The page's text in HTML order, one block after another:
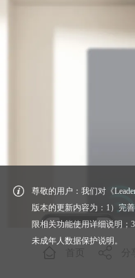
尊敬的用户：我们对《
版本的更新内容为：1）完
限相关功能使用详细说明
未成年人数据保护说明。